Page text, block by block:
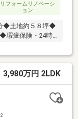
リフォームリノベーシ
ョン
◆土地約５８坪◆
瑕疵保険・24時
お子様連れのお客
駅直結！現地まで
ングタウンあいた
算いたします。
万円 2LDK
2